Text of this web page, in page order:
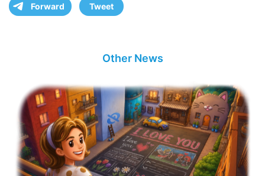
Forward Tweet
Other News